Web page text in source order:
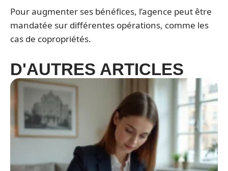
Pour augmenter ses bénéfices, l’agence peut être
mandatée sur différentes opérations, comme les
cas de copropriétés.
D'AUTRES ARTICLES